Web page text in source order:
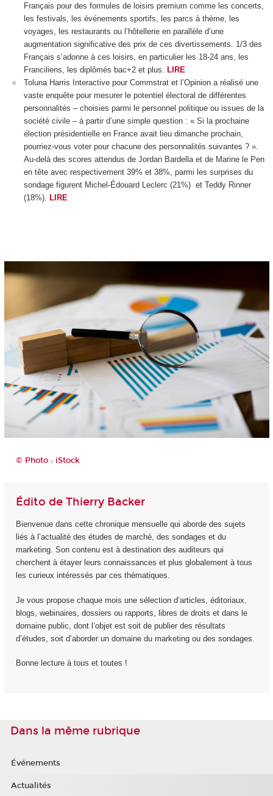
Français pour des formules de loisirs premium comme les concerts,
les festivals, les événements sportifs, les parcs à thème, les
voyages, les restaurants ou l’hôtellerie en parallèle d’une
augmentation significative des prix de ces divertissements. 1/3 des
Français s’adonne à ces loisirs, en particulier les 18-24 ans, les
Franciliens, les diplômés bac+2 et plus.
LIRE
Toluna Harris Interactive pour Commstrat et l’Opinion a réalisé une
vaste enquête pour mesurer le potentiel électoral de différentes
personnalités – choisies parmi le personnel politique ou issues de la
société civile – à partir d’une simple question : « Si la prochaine
élection présidentielle en France avait lieu dimanche prochain,
pourriez-vous voter pour chacune des personnalités suivantes ? ».
Au-delà des scores attendus de Jordan Bardella et de Marine le Pen
en tête avec respectivement 39% et 38%, parmi les surprises du
sondage figurent Michel-Édouard Leclerc (21%) et Teddy Rinner
(18%).
LIRE
© Photo : iStock
Édito de Thierry Backer
Bienvenue dans cette chronique mensuelle qui aborde des sujets
liés à l’actualité des études de marché, des sondages et du
marketing. Son contenu est à destination des auditeurs qui
cherchent à étayer leurs connaissances et plus globalement à tous
les curieux intéressés par ces thématiques.
Je vous propose chaque mois une sélection d’articles, éditoriaux,
blogs, webinaires, dossiers ou rapports, libres de droits et dans le
domaine public, dont l’objet est soit de publier des résultats
d’études, soit d’aborder un domaine du marketing ou des sondages.
Bonne lecture à tous et toutes !
Dans la même rubrique
Événements
Actualités